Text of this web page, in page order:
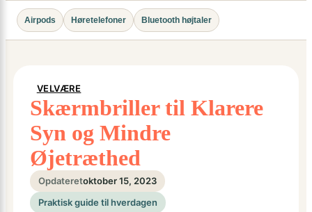
Airpods Høretelefoner Bluetooth højtaler
VELVÆRE
Skærmbriller til Klarere
Syn og Mindre
Øjetræthed
Opdateretoktober 15, 2023
Praktisk guide til hverdagen